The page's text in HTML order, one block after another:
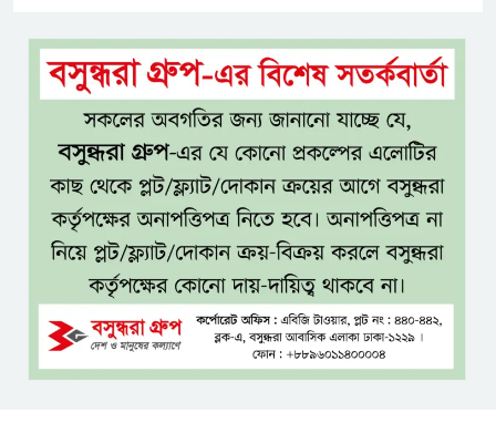
৫ শতাংশ মজুরি বৃদ্ধি প্রত্যাখ্যান,
নতুন মজুরি বোর্ড গঠনের দাবি চা
শ্রমিক ইউনিয়নের
টাঙ্গাইল জেলা পরিষদের উদ্যোগে
২৩ লাখ টাকার আর্থিক অনুদানের
চেক বিতরণ
ধলেশ্বরী থেকে অবৈধ বালু উত্তোলন,
হুমকিতে শামসুল হক সেতু
বঙ্গভবনের নতুন বাসিন্দা কি মির্জা